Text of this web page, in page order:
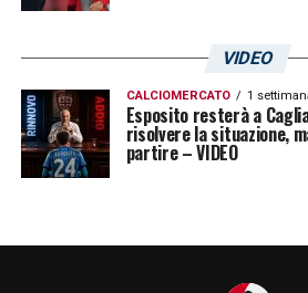
VIDEO
CALCIOMERCATO 1
Esposito resterà a
risolvere la situazione,
partire – VIDEO